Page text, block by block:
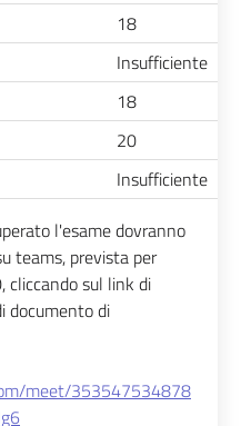
18
Insufficiente
18
20
Insufficiente
l'esame dovranno
teams, prevista per
cliccando sul link di
documento di
meet/353547534878